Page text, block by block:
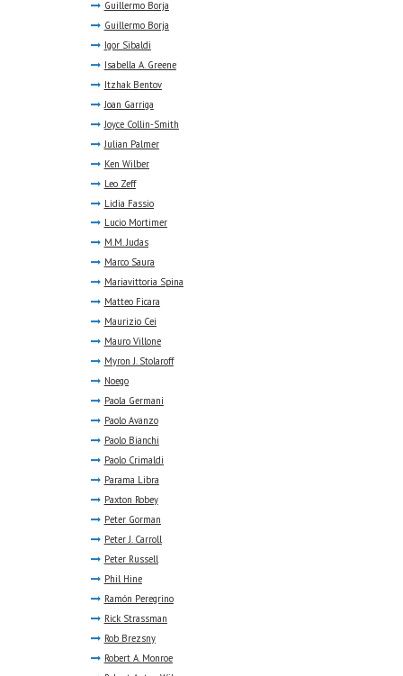
Guillermo Borja
Guillermo Borja
Igor Sibaldi
Isabella A. Greene
Itzhak Bentov
Joan Garriga
Joyce Collin-Smith
Julian Palmer
Ken Wilber
Leo Zeff
Lidia Fassio
Lucio Mortimer
M.M. Judas
Marco Saura
Mariavittoria Spina
Matteo Ficara
Maurizio Cei
Mauro Villone
Myron J. Stolaroff
Noego
Paola Germani
Paolo Avanzo
Paolo Bianchi
Paolo Crimaldi
Parama Libra
Paxton Robey
Peter Gorman
Peter J. Carroll
Peter Russell
Phil Hine
Ramón Peregrino
Rick Strassman
Rob Brezsny
Robert A. Monroe